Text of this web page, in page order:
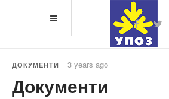
ДОКУМЕНТИ 3 years ago
Документи